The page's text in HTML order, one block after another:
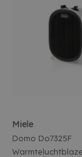
Miele
Domo Do7325F